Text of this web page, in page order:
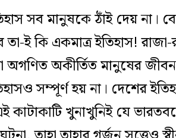
সব মানুষকে ঠাঁই দেয় না।
ই কি একমাত্র ইতিহাস!
অগণিত অকীর্তিত মানুষের
সম্পূর্ণ হয় না। দেশের
খুনাখুনিই যে